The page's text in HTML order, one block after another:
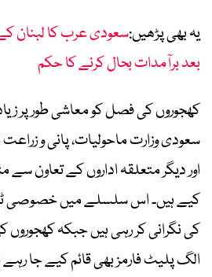
یہ بھی پڑھیں:
بعد برآمدات بحال کرنے کا حکم
کھجوروں کی فصل کو معاشی طور پر
سعودی وزارت ماحولیات، پانی و
اور دیگر متعلقہ اداروں کے تعاون
کیے ہیں۔ اس سلسلے میں خصوصی
کی نگرانی کر رہی ہیں جبکہ
الگ پلیٹ فارمز بھی قائم کیے جا رہے